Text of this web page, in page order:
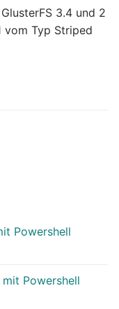
3.4 und 2
vom Typ Striped
Powershell
Powershell